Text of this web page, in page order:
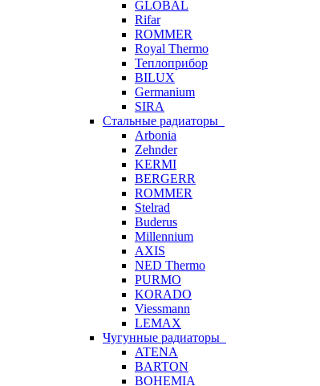
GLOBAL
Rifar
ROMMER
Royal Thermo
Теплоприбор
BILUX
Germanium
SIRA
Стальные радиаторы
Arbonia
Zehnder
KERMI
BERGERR
ROMMER
Stelrad
Buderus
Millennium
AXIS
NED Thermo
PURMO
KORADO
Viessmann
LEMAX
Чугунные радиаторы
ATENA
BARTON
BOHEMIA